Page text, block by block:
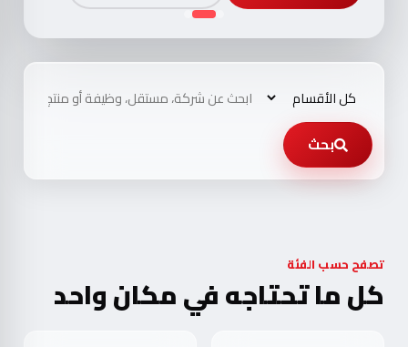
بحث
تصفح حسب الفئة
كل ما تحتاجه في مكان واحد